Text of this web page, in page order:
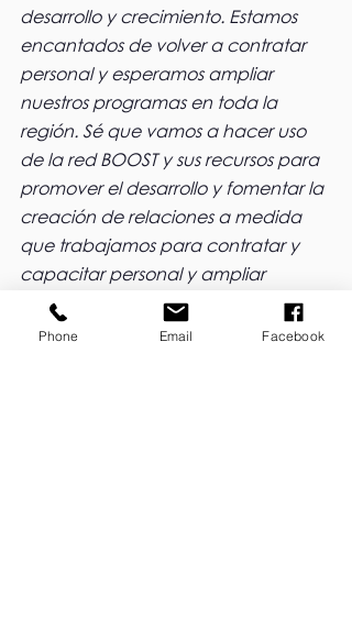
desarrollo y crecimiento. Estamos
encantados de volver a contratar
personal y esperamos ampliar
nuestros programas en toda la
región. Sé que vamos a hacer uso
de la red BOOST y sus recursos para
promover el desarrollo y fomentar la
creación de relaciones a medida
que trabajamos para contratar y
capacitar personal y ampliar
nuestros espacios físicos y alianzas
profesionales”.
Phone Email Facebook